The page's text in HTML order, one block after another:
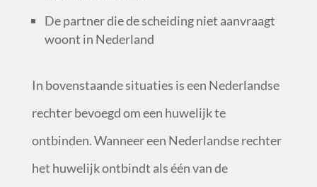
De partner die de scheiding niet aanvraagt
woont in Nederland
In bovenstaande situaties is een Nederlandse
rechter bevoegd om een huwelijk te
ontbinden. Wanneer een Nederlandse rechter
het huwelijk ontbindt als één van de